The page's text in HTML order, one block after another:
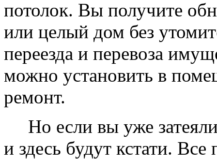
потолок. Вы получите
или целый дом без
переезда и перевоза
можно установить в
ремонт.
Но если вы уже
и здесь будут кстати.